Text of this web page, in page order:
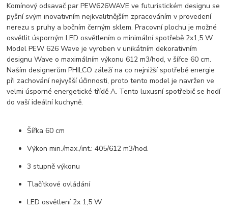
Komínový odsavač par PEW626WAVE ve futuristickém designu se
pyšní svým inovativním nejkvalitnějším zpracováním v provedení
nerezu s pruhy a bočním černým sklem. Pracovní plochu je možné
osvětlit úsporným LED osvětlením o minimální spotřebě 2x1,5 W.
Model PEW 626 Wave je vyroben v unikátním dekorativním
designu Wave o maximálním výkonu 612 m3/hod, v šířce 60 cm.
Naším designerům PHILCO záleží na co nejnižší spotřebě energie
při zachování nejvyšší účinnosti, proto tento model je navržen ve
velmi úsporné energetické třídě A. Tento luxusní spotřebič se hodí
do vaší ideální kuchyně.
Šířka 60 cm
Výkon min./max./int.: 405/612 m3/hod.
3 stupně výkonu
Tlačítkové ovládání
LED osvětlení 2x 1,5 W